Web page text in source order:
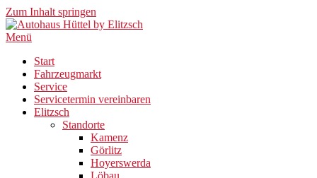
Zum Inhalt springen
Menü
Start
Fahrzeugmarkt
Service
Servicetermin vereinbaren
Elitzsch
Standorte
Kamenz
Görlitz
Hoyerswerda
Löbau